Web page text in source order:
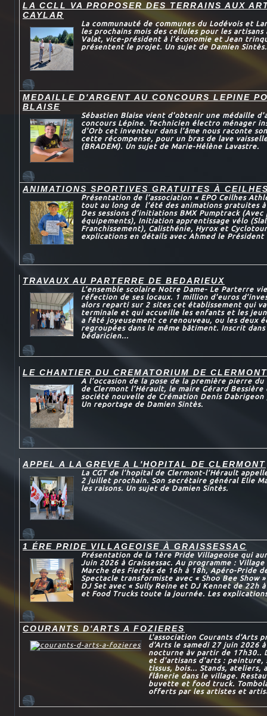
LA CCLL VA PROPOSER DES TERRAINS AUX
CAYLAR
La communauté de communes du Lodévois et
les prochains mois des cellules pour les artisans
Valat, vice-président à l’économie et Jean
présentent le projet. Un sujet de Damien Sintès.
MEDAILLE D'ARGENT AU CONCOURS LEPINE
BLAISE
Sébastien Blaise vient d'obtenir une médaille
concours Lépine. Technicien électro ménager
d'Orb cet inventeur dans l’âme nous raconte
cette récompense, pour un bras de lave
(BRADEM). Un sujet de Marie-Hélène Lavastre.
ANIMATIONS SPORTIVES GRATUITES À
Présentation de l’association « EPO Ceilhes
tout au long de l’été des animations gratuites à
Des sessions d’initiations BMX Pumptrack
équipements), Initiation apprentissage vélo
Franchissement), Calisthénie, Hyrox et
explications en détails avec Ahmed le Président
TRAVAUX AU PARTERRE DE BEDARIEUX
L’ensemble scolaire Notre Dame- Le Parterre
réfection de ses locaux. 1 million d'euros
alors reparti sur 2 sites cet établissement qui
terminale et qui accueille les enfants et les
a fêté joyeusement ce renouveau, ou les deux
regroupées dans le même bâtiment. Inscrit dans
bédaricien...
LE CHANTIER DU CREMATORIUM DE
A l’occasion de la pose de la première pierre
de Clermont l’Hérault, le maire Gérard
société nouvelle de Crémation Denis
Un reportage de Damien Sintès.
APPEL A LA GREVE A L'HOPITAL DE CLERMONT
La CGT de l’hopital de Clermont-l’Hérault
2 juillet prochain. Son secrétaire général Elie
les raisons. Un sujet de Damien Sintès.
1 ÉRE PRIDE VILLAGEOISE À GRAISSESSAC
Présentation de la 1ère Pride Villageoise qui
Juin 2026 à Graissessac. Au programme : Village
Marche des Fiertés de 16h à 18h, Apéro-Pride
Spectacle transformiste avec « Shoo Bee Show
DJ Set avec « Sully Reine et DJ Kennet de 22h
et Food Trucks toute la journée. Les
COURANTS D'ARTS A FOZIERES
L'association Courants d'Arts
d'Arts le samedi 27 juin 2026
nocturne àv partir de 17h30..
et d'artisans d'arts : peinture,
tissus, bois... Stands, ateliers,
flânerie dans le village.
buvette et food truck.
offerts par les artistes et